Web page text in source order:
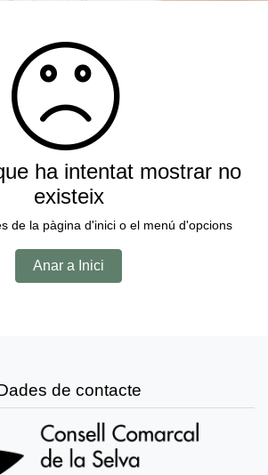
ha intentat mostrar no
existeix
de la pàgina d'inici o el menú d'opcions
Anar a Inici
de contacte